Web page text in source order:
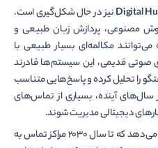
Digitalنیز در حال شکل‌گیری است.
مصنوعی، پردازش زبان طبیعی و
مکالمه‌ای بسیار طبیعی با
صوتی قدیمی، این سیستم‌ها قادرند
را تحلیل کرده و پاسخ‌هایی متناسب
سال‌های آینده، بسیاری از تماس‌های
دیجیتالی مدیریت شوند.
در مجموع، مسیر پیشرفت VoIP نشان می‌دهد که تا سال 2030 مراکز تماس به